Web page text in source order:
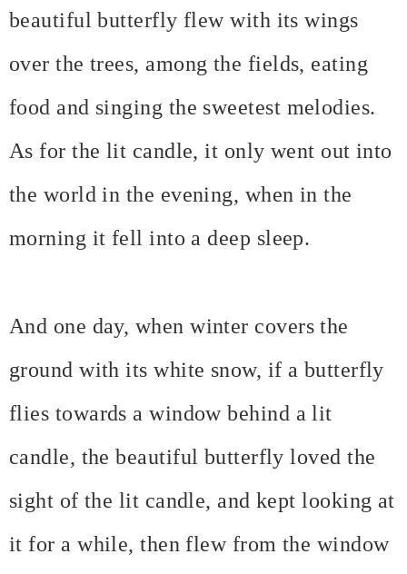
beautiful butterfly flew with its wings
over the trees, among the fields, eating
food and singing the sweetest melodies.
As for the lit candle, it only went out into
the world in the evening, when in the
morning it fell into a deep sleep.
And one day, when winter covers the
ground with its white snow, if a butterfly
flies towards a window behind a lit
candle, the beautiful butterfly loved the
sight of the lit candle, and kept looking at
it for a while, then flew from the window